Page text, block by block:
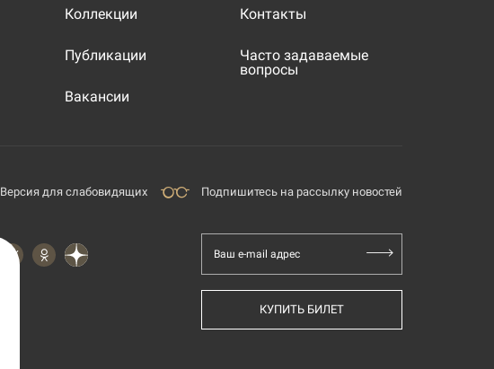
Коллекции
Публикации
Вакансии
Контакты
Часто задаваемые
вопросы
Версия для слабовидящих Подпишитесь на рассылку новостей
Ваш e-mail адрес
КУПИТЬ БИЛЕТ